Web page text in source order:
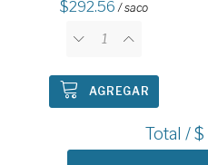
292.56 / saco
AGREGAR
Total / $